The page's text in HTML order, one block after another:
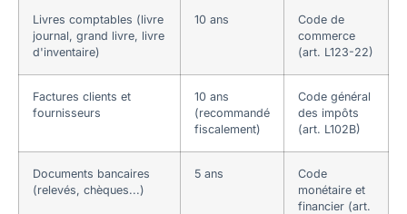
Livres comptables (livre
journal, grand livre, livre
d'inventaire)
10 ans
Code de
commerce
(art. L123-22)
Factures clients et
fournisseurs
10 ans
(recommandé
fiscalement)
Code général
des impôts
(art. L102B)
Documents bancaires
(relevés, chèques...)
5 ans
Code
monétaire et
financier (art.